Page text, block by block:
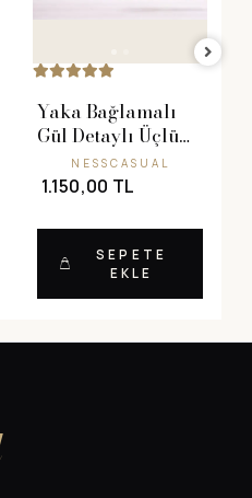
Yaka Bağlamalı
Gül Detaylı Üçlü
Takım 2/5 Yaş
NESSCASUAL
1.150,00 TL
SEPETE
EKLE